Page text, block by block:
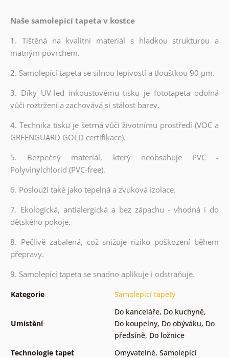
Naše samolepící tapeta v kostce
1. Tištěná na kvalitní materiál s hladkou strukturou a
matným povrchem.
2. Samolepící tapeta se silnou lepivostí a tloušťkou 90 µm.
3. Díky UV-led inkoustovému tisku je fototapeta odolná
vůči roztržení a zachovává si stálost barev.
4. Technika tisku je šetrná vůči životnímu prostředí (VOC a
GREENGUARD GOLD certifikace).
5. Bezpečný materiál, který neobsahuje PVC -
Polyvinylchlorid (PVC-free).
6. Poslouží také jako tepelná a zvuková izolace.
7. Ekologická, antialergická a bez zápachu - vhodná i do
dětského pokoje.
8. Pečlivě zabalená, což snižuje riziko poškození během
přepravy.
9. Samolepící tapeta se snadno aplikuje i odstraňuje.
Kategorie Samolepící tapety
Umístění
Do kanceláře, Do kuchyně,
Do koupelny, Do obýváku, Do
předsíně, Do ložnice
Technologie tapet
Omyvatelné, Samolepící